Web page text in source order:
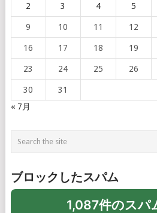
2 3 4 5
9 10 11 12
16 17 18 19
23 24 25 26
30
31
« 7月
ブロックしたスパム
1,087件のスパ